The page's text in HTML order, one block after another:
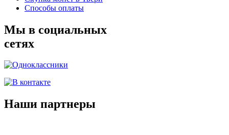
Способы оплаты
Мы в социальных
сетях
Наши партнеры